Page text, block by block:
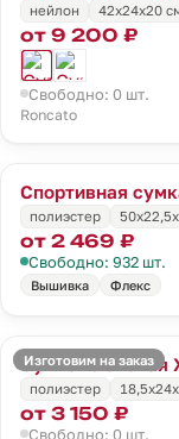
нейлон
42x24x20
от 9 200 ₽
Свободно: 0 шт.
Roncato
Спортивная
полиэстер
от 2 469 ₽
Свободно: 932 шт.
Вышивка Флекс
Изготовим на заказ
Сумка плечевая
полиэстер
от 3 150 ₽
Свободно: 0 шт.